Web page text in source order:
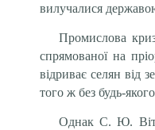
вилучалися
Промислова
спрямованої на
відриває селян від
того ж без будь-
Однак С. Ю.